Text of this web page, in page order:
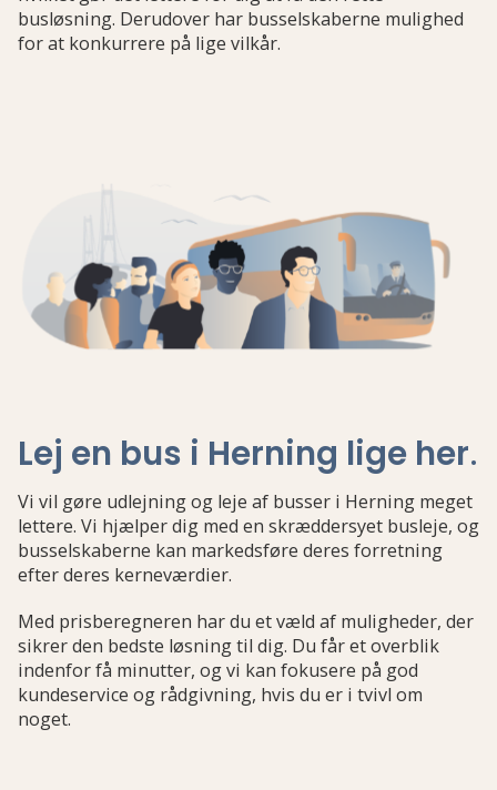
busløsning. Derudover har busselskaberne mulighed
for at konkurrere på lige vilkår.
Lej en bus i Herning lige her.
Vi vil gøre udlejning og leje af busser i Herning meget
lettere. Vi hjælper dig med en skræddersyet busleje, og
busselskaberne kan markedsføre deres forretning
efter deres kerneværdier.
Med prisberegneren har du et væld af muligheder, der
sikrer den bedste løsning til dig. Du får et overblik
indenfor få minutter, og vi kan fokusere på god
kundeservice og rådgivning, hvis du er i tvivl om
noget.